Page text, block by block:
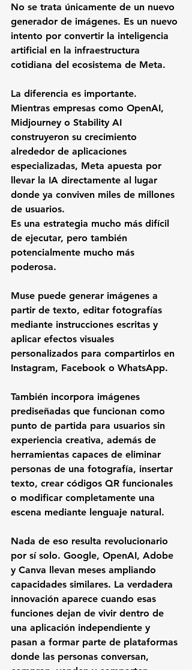
No se trata únicamente de un nuevo
generador de imágenes. Es un nuevo
intento por convertir la inteligencia
artificial en la infraestructura
cotidiana del ecosistema de Meta.
La diferencia es importante.
Mientras empresas como OpenAI,
Midjourney o Stability AI
construyeron su crecimiento
alrededor de aplicaciones
especializadas, Meta apuesta por
llevar la IA directamente al lugar
donde ya conviven miles de millones
de usuarios.
Es una estrategia mucho más difícil
de ejecutar, pero también
potencialmente mucho más
poderosa.
Muse puede generar imágenes a
partir de texto, editar fotografías
mediante instrucciones escritas y
aplicar efectos visuales
personalizados para compartirlos en
Instagram, Facebook o WhatsApp.
También incorpora imágenes
prediseñadas que funcionan como
punto de partida para usuarios sin
experiencia creativa, además de
herramientas capaces de eliminar
personas de una fotografía, insertar
texto, crear códigos QR funcionales
o modificar completamente una
escena mediante lenguaje natural.
Nada de eso resulta revolucionario
por sí solo. Google, OpenAI, Adobe
y Canva llevan meses ampliando
capacidades similares. La verdadera
innovación aparece cuando esas
funciones dejan de vivir dentro de
una aplicación independiente y
pasan a formar parte de plataformas
donde las personas conversan,